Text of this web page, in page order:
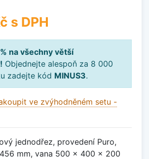
s DPH
na všechny větší
Objednejte alespoň za 8 000
zadejte kód MINUS3.
ve zvýhodněném setu -
jednodřez, provedení Puro,
mm, vana 500 x 400 x 200